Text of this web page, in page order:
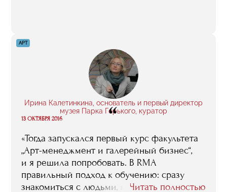
недостающую информацию, которой мне
АРТ
Ирина Калетинкина, основатель и первый директор
музея Парка Горького, куратор
“
13 ОКТЯБРЯ 2016
«Тогда запускался первый курс факультета
„Арт-менеджмент и галерейный бизнес“,
и я решила попробовать. В RMA
правильный подход к обучению: сразу
знакомиться с людьми, которыеЧитать полностью